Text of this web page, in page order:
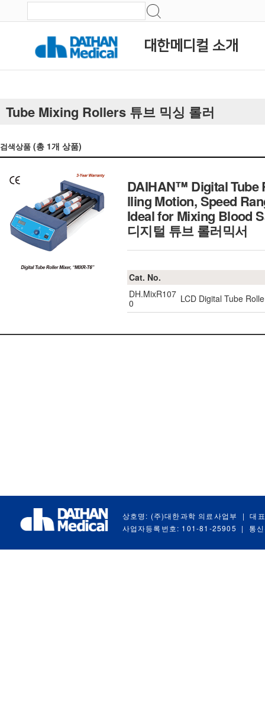
대한메디컬 소개
Tube Mixing Rollers 튜브 믹싱 롤러
검색상품 (총 1개 상품)
DAIHAN™ Digital Tube
lling Motion, Speed
Ideal for Mixing Blood
디지털 튜브 롤러믹서
Cat. No.
DH.MixR107
0
LCD Digital Tube
상호명: (주)대한과학 의료사업부 |
대
사업자등록번호: 101-81-25905
| 통